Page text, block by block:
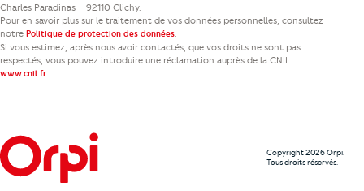
Charles Paradinas – 92110 Clichy.
Pour en savoir plus sur le traitement de vos données personnelles, consultez
notre Politique de protection des données.
Si vous estimez, après nous avoir contactés, que vos droits ne sont pas
respectés, vous pouvez introduire une réclamation auprès de la CNIL :
www.cnil.fr.
Copyright 2026 Orpi.
Tous droits réservés.